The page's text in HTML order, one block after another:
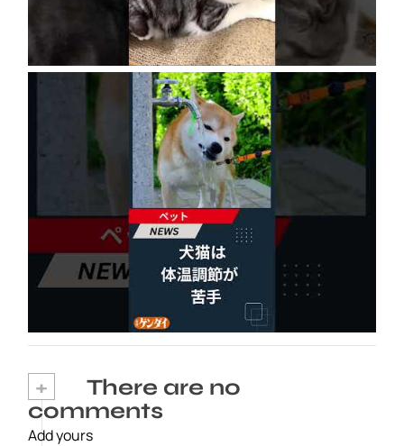
2026年8月6日
犬猫は体温調節が苦手、しかも夏バテは胃腸に
出る…そんなときの対処法とは？ #犬 #猫 #ペ
ット #飼い猫 #飼い犬 #熱中症 #日刊ゲンダイ
+
There are no
comments
Add yours